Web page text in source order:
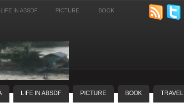
LIFE IN ABSDF PICTURE. BOOK
LIFE IN ABSDF PICTURE BOOK TRAVEL